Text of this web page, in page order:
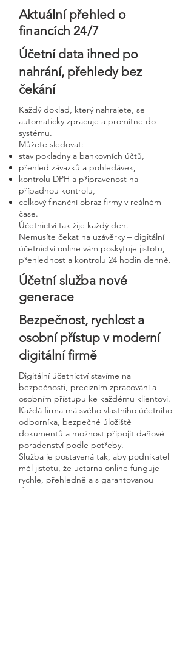
Aktuální přehled o
financích 24/7
Účetní data ihned po
nahrání, přehledy bez
čekání
Každý doklad, který nahrajete, se
automaticky zpracuje a promítne do
systému.
Můžete sledovat:
stav pokladny a bankovních účtů,
přehled závazků a pohledávek,
kontrolu DPH a připravenost na
případnou kontrolu,
celkový finanční obraz firmy v reálném
čase.
Účetnictví tak žije každý den.
Nemusíte čekat na uzávěrky – digitální
účetnictví online vám poskytuje jistotu,
přehlednost a kontrolu 24 hodin denně.
Účetní služba nové
generace
Bezpečnost, rychlost a
osobní přístup v moderní
digitální firmě
Digitální účetnictví stavíme na
bezpečnosti, precizním zpracování a
osobním přístupu ke každému klientovi.
Každá firma má svého vlastního účetního
odborníka, bezpečné úložiště
dokumentů a možnost připojit daňové
poradenství podle potřeby.
Služba je postavená tak, aby podnikatel
měl jistotu, že uctarna online funguje
rychle, přehledně a s garantovanou
dostupností.